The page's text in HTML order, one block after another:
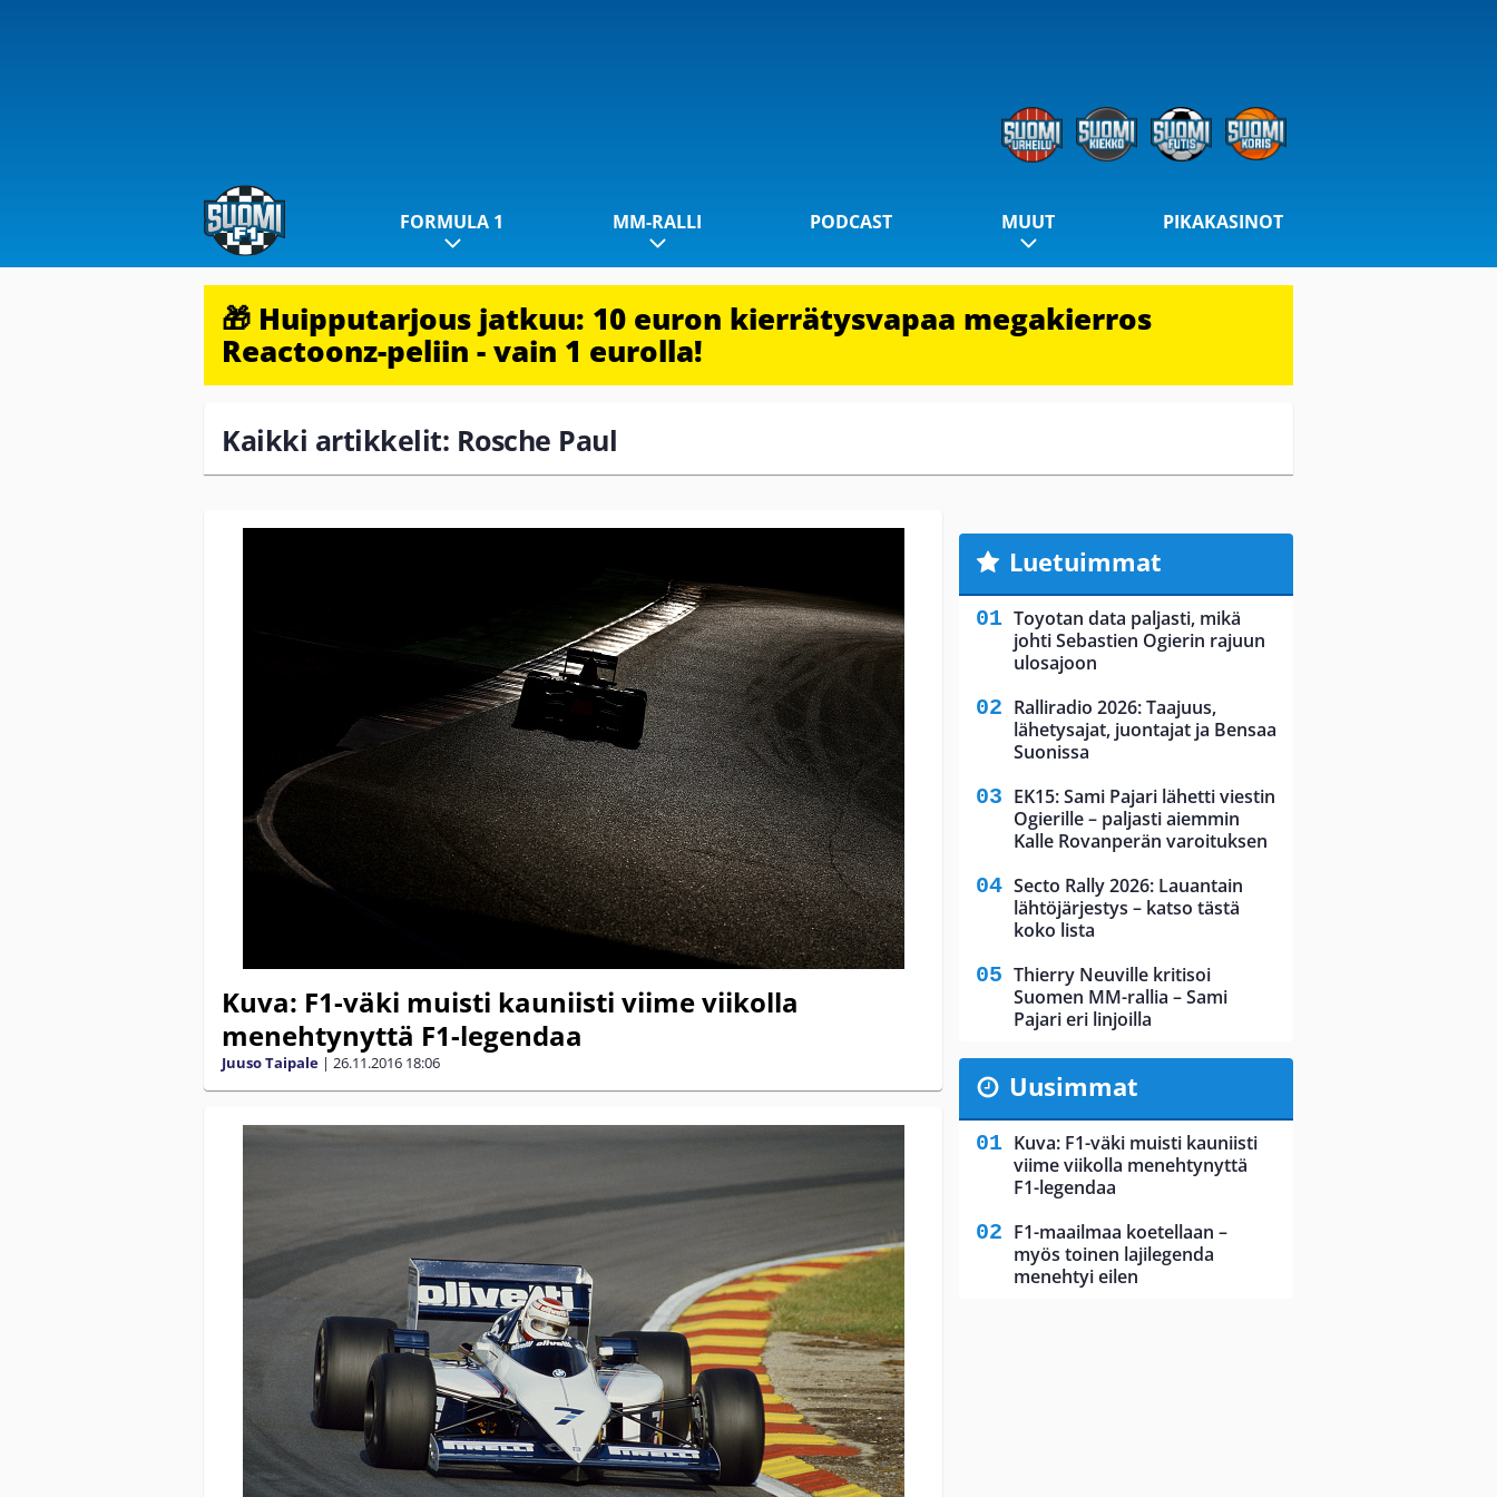
FORMULA 1 MM-RALLI PODCAST MUUT PIKAKASINOT
🎁 Huipputarjous jatkuu: 10 euron kierrätysvapaa megakierros
Reactoonz-peliin - vain 1 eurolla!
Kaikki artikkelit: Rosche Paul
Kuva: F1-väki muisti kauniisti viime viikolla
menehtynyttä F1-legendaa
Juuso Taipale | 26.11.2016 18:06
Luetuimmat
Toyotan data paljasti, mikä
johti Sebastien Ogierin rajuun
ulosajoon
Ralliradio 2026: Taajuus,
lähetysajat, juontajat ja Bensaa
Suonissa
EK15: Sami Pajari lähetti viestin
Ogierille – paljasti aiemmin
Kalle Rovanperän varoituksen
Secto Rally 2026: Lauantain
lähtöjärjestys – katso tästä
koko lista
Thierry Neuville kritisoi
Suomen MM-rallia – Sami
Pajari eri linjoilla
Uusimmat
Kuva: F1-väki muisti kauniisti
viime viikolla menehtynyttä
F1-legendaa
F1-maailmaa koetellaan –
myös toinen lajilegenda
menehtyi eilen